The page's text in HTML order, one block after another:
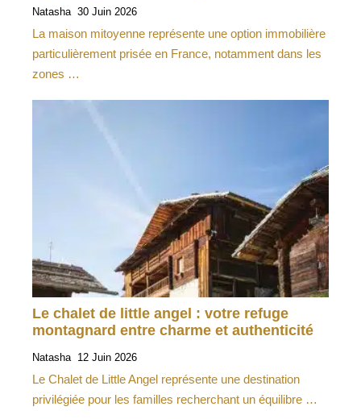
Natasha 30 Juin 2026
La maison mitoyenne représente une option immobilière
particulièrement prisée en France, notamment dans les
zones …
Le chalet de little angel : votre refuge
montagnard entre charme et authenticité
Natasha 12 Juin 2026
Le Chalet de Little Angel représente une destination
privilégiée pour les familles recherchant un équilibre …